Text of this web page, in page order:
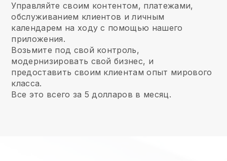
Управляйте своим контентом, платежами,
обслуживанием клиентов и личным
календарем на ходу с помощью нашего
приложения.
Возьмите под свой контроль,
модернизировать свой бизнес, и
предоставить своим клиентам опыт мирового
класса.
Все это всего за 5 долларов в месяц.